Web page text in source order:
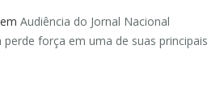
em Audiência do Jornal Nacional
perde força em uma de suas principais